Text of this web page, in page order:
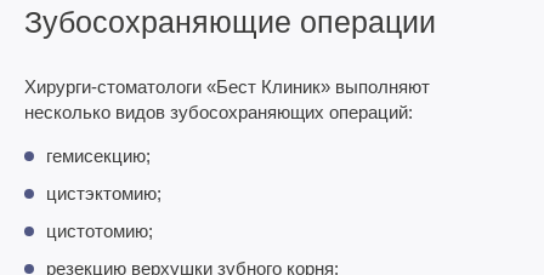
Зубосохраняющие операции
Хирурги-стоматологи «Бест Клиник» выполняют
несколько видов зубосохраняющих операций:
гемисекцию;
цистэктомию;
цистотомию;
резекцию верхушки зубного корня;